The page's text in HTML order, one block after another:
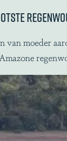
van moeder